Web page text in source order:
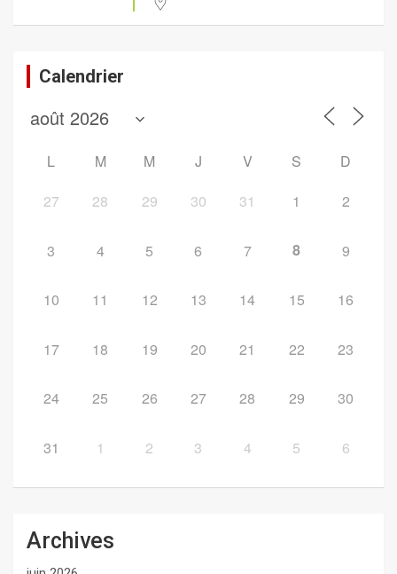
Calendrier
L M M J V S
D
27
28 29 30 31 1 2
3 4 5 6 7 8 9
10 11 12 13 14 15 16
17 18 19 20 21 22 23
24 25 26 27 28 29 30
31 1 2 3 4 5 6
Archives